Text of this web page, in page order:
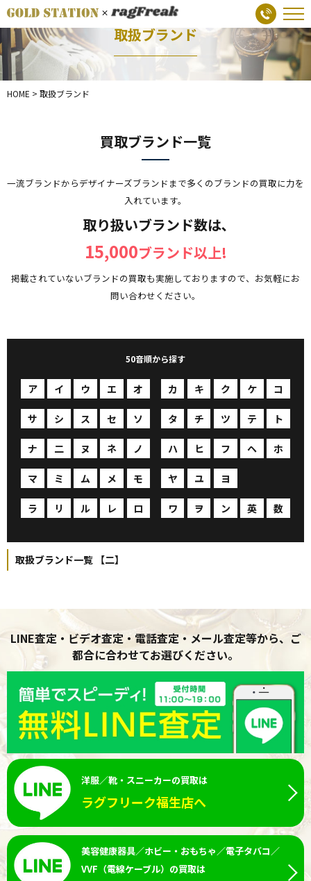
取扱ブランド
HOME > 取扱ブランド
買取ブランド一覧
一流ブランドからデザイナーズブランドまで多くのブランドの買取に力を
入れています。
取り扱いブランド数は､
15,000ブランド以上!
掲載されていないブランドの買取も実施しておりますので、お気軽にお
問い合わせください。
50音順から探す
ア イ ウ エ オ カ キ ク ケ コ
サ シ ス セ ソ タ チ ツ テ ト
ナ 二 ヌ ネ ノ ハ ヒ フ ヘ ホ
マ ミ ム メ モ ヤ ユ ヨ
ラ リ ル レ ロ ワ ヲ ン 英 数
取扱ブランド一覧 【二】
LINE査定・ビデオ査定・電話査定・メール査定等から、ご
都合に合わせてお選びください。
洋服／靴・スニーカーの買取は
ラグフリーク福生店へ
美容健康器具／ホビー・おもちゃ／電子タバコ／
VVF（電線ケーブル）の買取は